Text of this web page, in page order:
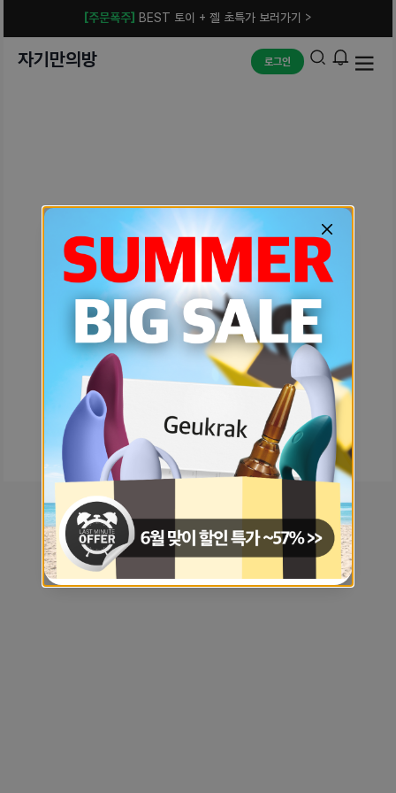
[주문폭주] BEST 토이 + 젤 초특가 보러가기 >
자기만의방 로그인
예상치 못한 에러입니다.